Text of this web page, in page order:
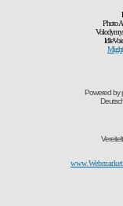
Photo
Powered by